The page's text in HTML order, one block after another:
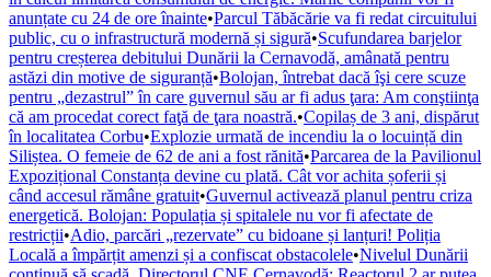
anunțate cu 24 de ore înainte•Parcul Tăbăcărie va fi redat circuitului
public, cu o infrastructură modernă și sigură•Scufundarea barjelor
pentru creșterea debitului Dunării la Cernavodă, amânată pentru
astăzi din motive de siguranță•Bolojan, întrebat dacă îşi cere scuze
pentru „dezastrul” în care guvernul său ar fi adus ţara: Am conştiinţa
că am procedat corect faţă de ţara noastră.•Copilaș de 3 ani, dispărut
în localitatea Corbu•Explozie urmată de incendiu la o locuință din
Siliștea. O femeie de 62 de ani a fost rănită•Parcarea de la Pavilionul
Expozițional Constanța devine cu plată. Cât vor achita șoferii și
când accesul rămâne gratuit•Guvernul activează planul pentru criza
energetică. Bolojan: Populația și spitalele nu vor fi afectate de
restricții•Adio, parcări „rezervate” cu bidoane și lanțuri! Poliția
Locală a împărțit amenzi și a confiscat obstacolele•Nivelul Dunării